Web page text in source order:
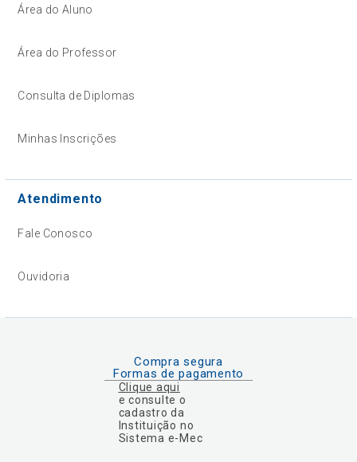
Área do Aluno
Área do Professor
Consulta de Diplomas
Minhas Inscrições
Atendimento
Fale Conosco
Ouvidoria
Compra segura
Formas de pagamento
Clique aqui
e consulte o
cadastro da
Instituição no
Sistema e-Mec